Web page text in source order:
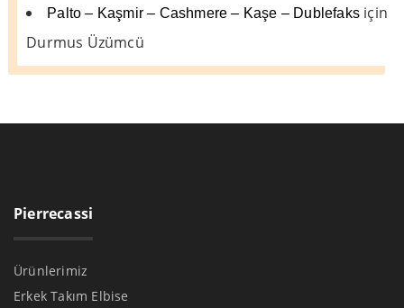
Palto – Kaşmir – Cashmere – Kaşe – Dublefaksiçin
Durmus Üzümcü
Pierrecassi
Ürünlerimiz
Erkek Takım Elbise